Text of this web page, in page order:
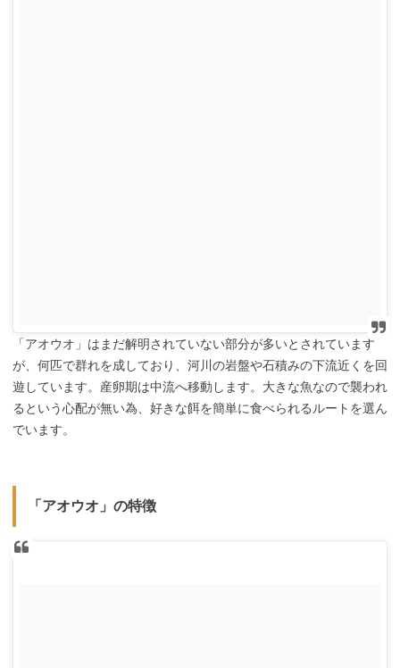
「アオウオ」はまだ解明されていない部分が多いとされています
が、何匹で群れを成しており、河川の岩盤や石積みの下流近くを回
遊しています。産卵期は中流へ移動します。大きな魚なので襲われ
るという心配が無い為、好きな餌を簡単に食べられるルートを選ん
でいます。
「アオウオ」の特徴